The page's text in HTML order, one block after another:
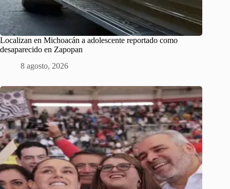
Localizan en Michoacán a adolescente reportado como
desaparecido en Zapopan
8 agosto, 2026